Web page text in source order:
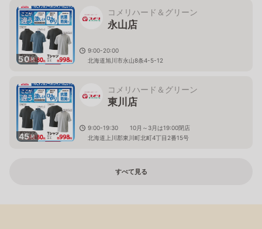
50枚
コメリハード＆グリーン
永山店
9:00-20:00
北海道旭川市永山8条4-5-12
45枚
コメリハード＆グリーン
東川店
9:00-19:30 10月～3月は19:00閉店
北海道上川郡東川町北町4丁目2番15号
すべて見る